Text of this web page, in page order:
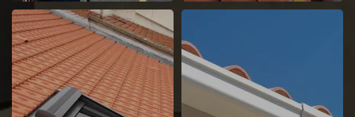
Couvreur 31
Etanchéité de
faitage et faitière